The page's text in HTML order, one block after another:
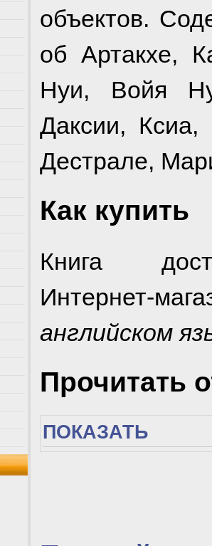
объектов.
об Артакхе,
Нуи, Войя
Даксии, Ксиа,
Дестрале,
Как купить
Книга
Интернет-
английском
Прочитать
ПОКАЗАТЬ